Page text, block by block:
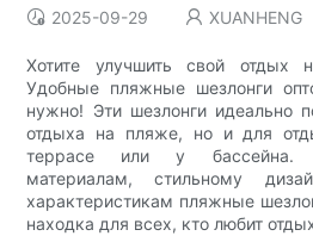
2025-09-29 XUANHENG
Хотите улучшить свой отдых
Удобные пляжные шезлонги
нужно! Эти шезлонги идеально
отдыха на пляже, но и для
террасе или у бассейна.
материалам, стильному
характеристикам пляжные
находка для всех, кто любит